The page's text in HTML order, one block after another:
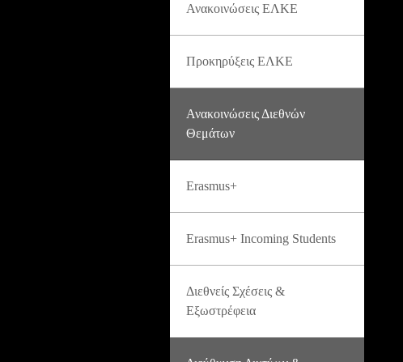
Ανακοινώσεις ΕΛΚΕ
Προκηρύξεις ΕΛΚΕ
Ανακοινώσεις Διεθνών
Θεμάτων
Erasmus+
Erasmus+ Incoming Students
Διεθνείς Σχέσεις &
Εξωστρέφεια